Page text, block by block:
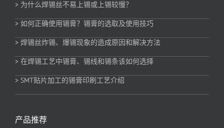
服务热线:0769-81775436
移动电话:13537747790
电子邮件:jishan@yunfangxiye.com
公司地址: 广东省东莞市塘厦镇田心鹿苑路71号唐辰工